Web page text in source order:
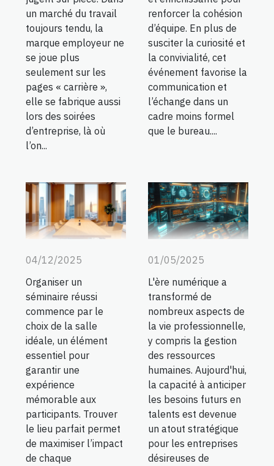
un marché du travail
toujours tendu, la
marque employeur ne
se joue plus
seulement sur les
pages « carrière »,
elle se fabrique aussi
lors des soirées
d’entreprise, là où
l’on...
renforcer la cohésion
d’équipe. En plus de
susciter la curiosité et
la convivialité, cet
événement favorise la
communication et
l’échange dans un
cadre moins formel
que le bureau....
04/12/2025
Organiser un
séminaire réussi
commence par le
choix de la salle
idéale, un élément
essentiel pour
garantir une
expérience
mémorable aux
participants. Trouver
le lieu parfait permet
de maximiser l’impact
de chaque
01/05/2025
L'ère numérique a
transformé de
nombreux aspects de
la vie professionnelle,
y compris la gestion
des ressources
humaines. Aujourd'hui,
la capacité à anticiper
les besoins futurs en
talents est devenue
un atout stratégique
pour les entreprises
désireuses de